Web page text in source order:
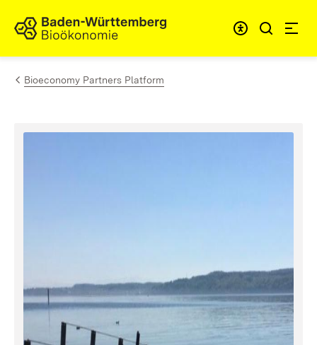
Skip to content
Link to homepage
Bioeconomy Partners Platform